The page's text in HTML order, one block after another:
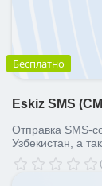
Бесплатно
Eskiz SMS
Отправка SMS-
Узбекистан, а